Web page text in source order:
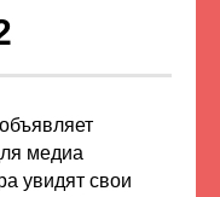
медиа
увидят свои